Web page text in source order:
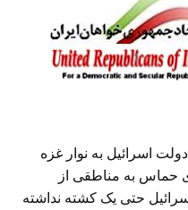
اسرائیل به نوار غزه
حماس به مناطقی از
حتی یک کشته نداشته